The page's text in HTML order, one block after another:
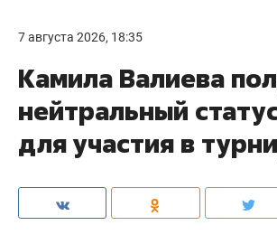
7 августа 2026, 18:35
Камила Валиева
нейтральный
для участия в